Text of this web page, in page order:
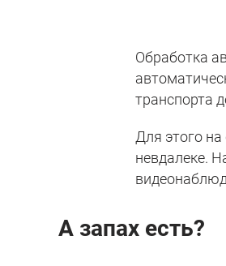
Обработка
транспорта
Для этого на
невдалеке.
А запах есть?